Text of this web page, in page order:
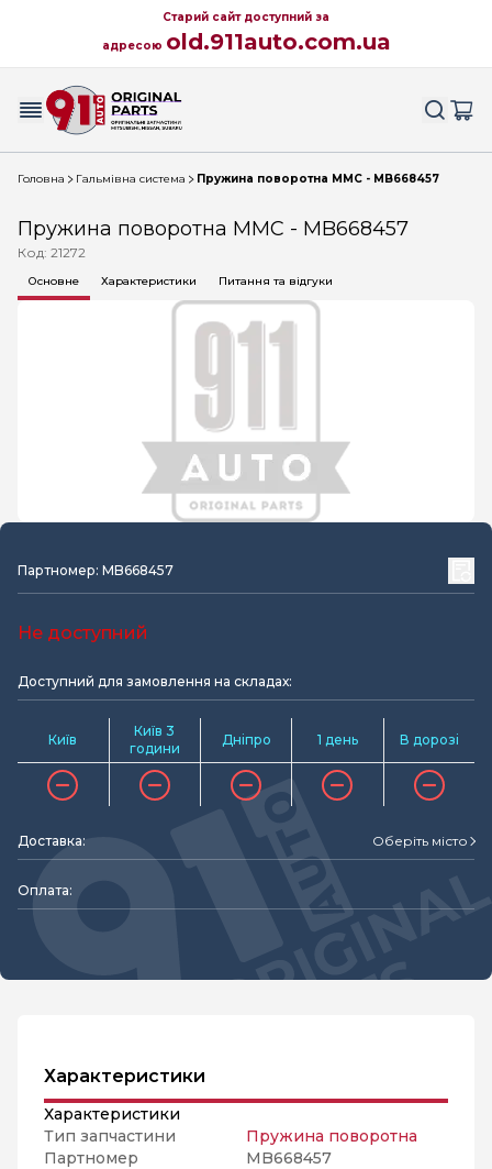
Старий сайт доступний за
адресою old.911auto.com.ua
Головна Гальмівна система Пружина поворотна MMC - MB668457
Пружина поворотна MMC - MB668457
Код: 21272
Основне Характеристики Питання та відгуки
Партномер: MB668457
Не доступний
Доступний для замовлення на складах:
Київ
Київ 3
години
Дніпро 1 день В дорозі
Доставка: Оберіть місто
Оплата:
Характеристики
Характеристики
Тип запчастини
Пружина поворотна
Партномер
MB668457